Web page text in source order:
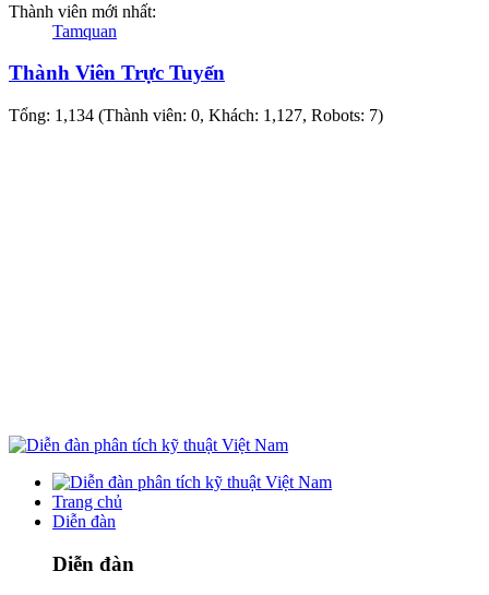
Thành viên mới nhất:
Tamquan
Thành Viên Trực Tuyến
Tổng: 1,134 (Thành viên: 0, Khách: 1,127, Robots: 7)
Trang chủ
Diễn đàn
Diễn đàn